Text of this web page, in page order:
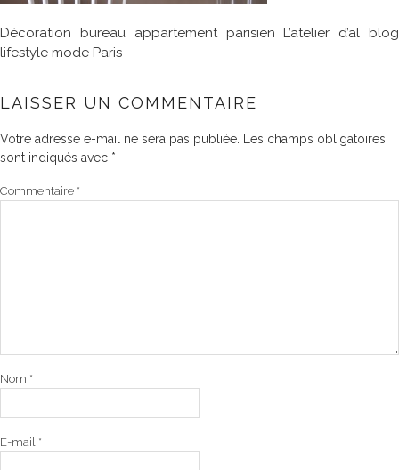
Décoration bureau appartement parisien L’atelier d’al blog
lifestyle mode Paris
LAISSER UN COMMENTAIRE
Votre adresse e-mail ne sera pas publiée.
Les champs obligatoires
sont indiqués avec *
Commentaire *
Nom *
E-mail *